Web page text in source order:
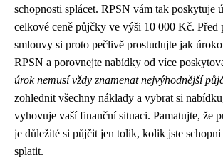
schopnosti splácet. RPSN vám tak poskytuje
celkové ceně půjčky ve výši 10 000 Kč. Před
smlouvy si proto pečlivě prostudujte jak
RPSN a porovnejte nabídky od více
úrok nemusí vždy znamenat nejvýhodnější
zohlednit všechny náklady a vybrat si
vyhovuje vaší finanční situaci. Pamatujte, že
je důležité si půjčit jen tolik, kolik jste schopni
splatit.